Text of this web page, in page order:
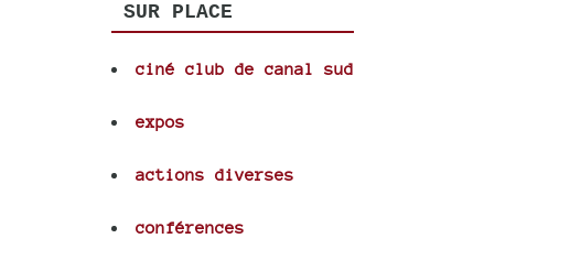
SUR PLACE
ciné club de canal sud
expos
actions diverses
conférences